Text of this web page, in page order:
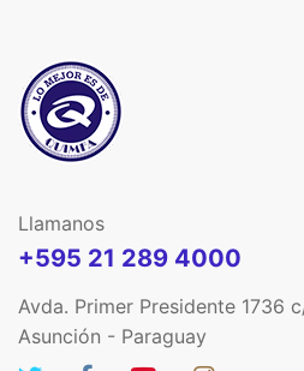
Llamanos
+595 21 289 4000
Avda. Primer Presidente 1736
Asunción - Paraguay